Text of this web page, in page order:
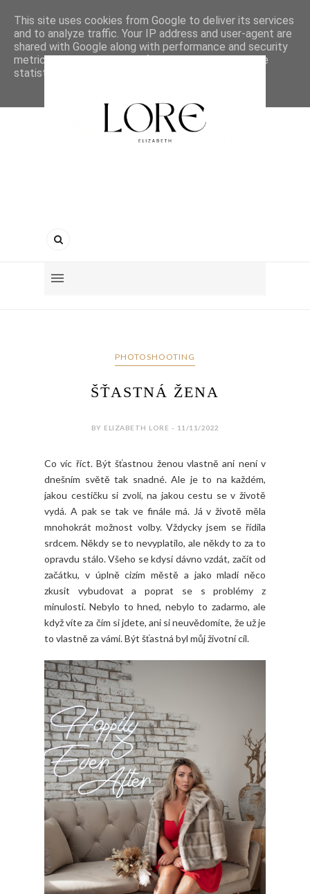
PHOTOSHOOTING
ŠŤASTNÁ ŽENA
BY ELIZABETH LORE - 11/11/2022
Co víc říct. Být šťastnou ženou vlastně ani není v
dnešním světě tak snadné. Ale je to na každém,
jakou cestičku si zvolí, na jakou cestu se v životě
vydá. A pak se tak ve finále má. Já v životě měla
mnohokrát možnost volby. Vždycky jsem se řídila
srdcem. Někdy se to nevyplatilo, ale někdy to za to
opravdu stálo. Všeho se kdysi dávno vzdát, začít od
začátku, v úplně cizím městě a jako mladí něco
zkusit vybudovat a poprat se s problémy z
minulosti. Nebylo to hned, nebylo to zadarmo, ale
když víte za čím si jdete, ani si neuvědomíte, že už je
to vlastně za vámi. Být šťastná byl můj životní cíl.
This site uses cookies from Google to deliver its services
and to analyze traffic. Your IP address and user-agent are
shared with Google along with performance and security
metrics to ensure quality of service, generate usage
statistics, and to detect and address abuse.